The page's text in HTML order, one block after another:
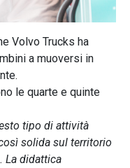
Volvo Trucks ha
a muoversi in
le quarte e quinte
tipo di attività
solida sul territorio
La didattica